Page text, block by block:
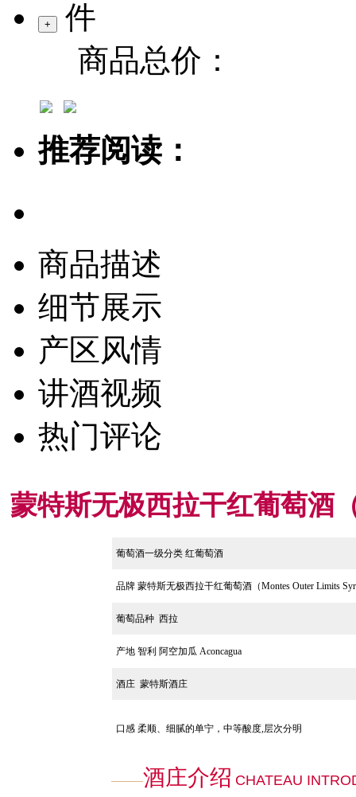
件
商品总价：
推荐阅读：
商品描述
细节展示
产区风情
讲酒视频
热门评论
蒙特斯无极西拉干红葡萄酒
葡萄酒一级分类 红葡萄酒
品牌 蒙特斯无极西拉干红葡萄酒（Montes Outer Limits
葡萄品种 西拉
产地 智利 阿空加瓜 Aconcagua
酒庄 蒙特斯酒庄
口感 柔顺、细腻的单宁，中等酸度,层次分明
酒庄介绍 CHATEAU